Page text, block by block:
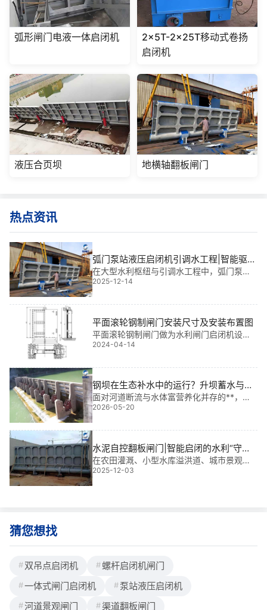
弧形闸门电液一体启闭机
2x5T-2x25T移动式卷扬
启闭机
液压合页坝 地横轴翻板闸门
热点资讯
弧门泵站液压启闭机引调水工程|智能驱动
的高坝守护者
在大型水利枢纽与引调水工程中，弧门泵站
液压启闭机引调水工程不仅是关键输送节
点，更是保障系统安全运行的核心“神经**”。
它不仅承担着**调控水流、实现远程调度的
功能，更在无人值守电站与应急泄洪系统中
发挥
2025-12-14
平面滚轮钢制闸门安装尺寸及安装布置图
平面滚轮钢制闸门做为水利闸门启闭机设备
中重要的组成部分，被广泛应用于排河、进
正确的安装不容忽视，在此铄洋重工小编以
常见型号1*1米到10*10米为例，从其安装结
构布置图及安装尺寸参数两个方面来大家详
细说明。一、平面滚轮钢制闸门安装布置图
二、平面滚轮钢闸门安装尺寸参数型号
2024-04-14
钢坝在生态补水中的运行？升坝蓄水与水
质净化协同控制
面对河道断流与水体富营养化并存的**，我
基于 多年水利工程经验指出，钢坝在生态补
水中的运行不仅是挡水，更是升坝蓄水和水
质净化协同控制的关键。如何在保证水位的
同时促进水体循环，是许多项目面临的实际
难
2026-05-20
水泥自控翻板闸门|智能启闭的水利“守护
者”
在农田灌溉、小型水库溢洪道、城市景观水
系和山区河道治理中，水泥自控翻板闸门正
以低成本、高可靠性的优势，成为中小型水
2025-12-03
猜您想找
双吊点启闭机
螺杆启闭机闸门
一体式闸门启闭机
泵站液压启闭机
河道景观闸门
渠道翻板闸门